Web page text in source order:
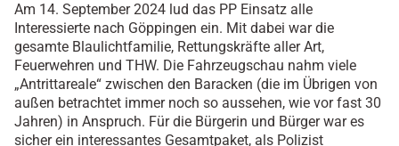
Am 14. September 2024 lud das PP Einsatz alle
Interessierte nach Göppingen ein. Mit dabei war die
gesamte Blaulichtfamilie, Rettungskräfte aller Art,
Feuerwehren und THW. Die Fahrzeugschau nahm viele
„Antrittareale“ zwischen den Baracken (die im Übrigen von
außen betrachtet immer noch so aussehen, wie vor fast 30
Jahren) in Anspruch. Für die Bürgerin und Bürger war es
sicher ein interessantes Gesamtpaket, als Polizist